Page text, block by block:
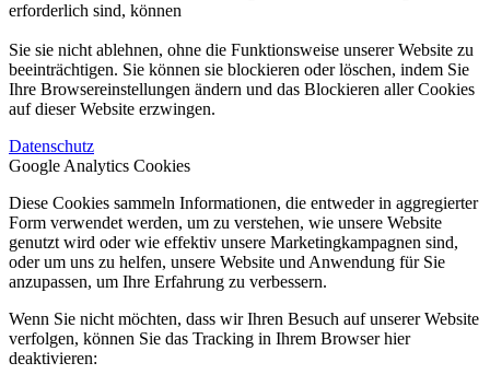
erforderlich sind, können
Sie sie nicht ablehnen, ohne die Funktionsweise unserer Website zu
beeinträchtigen. Sie können sie blockieren oder löschen, indem Sie
Ihre Browsereinstellungen ändern und das Blockieren aller Cookies
auf dieser Website erzwingen.
Datenschutz
Google Analytics Cookies
Diese Cookies sammeln Informationen, die entweder in aggregierter
Form verwendet werden, um zu verstehen, wie unsere Website
genutzt wird oder wie effektiv unsere Marketingkampagnen sind,
oder um uns zu helfen, unsere Website und Anwendung für Sie
anzupassen, um Ihre Erfahrung zu verbessern.
Wenn Sie nicht möchten, dass wir Ihren Besuch auf unserer Website
verfolgen, können Sie das Tracking in Ihrem Browser hier
deaktivieren: